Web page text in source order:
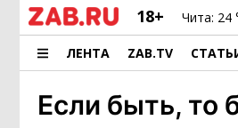
18+ Чита: 24
ЛЕНТА ZAB.TV
Если быть, то